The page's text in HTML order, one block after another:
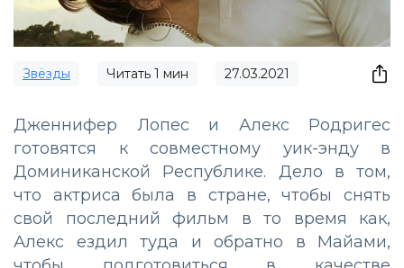
Звёзды Читать 1 мин 27.03.2021
Дженнифер Лопес и Алекс Родригес
готовятся к совместному уик-энду в
Доминиканской Республике. Дело в том,
что актриса была в стране, чтобы снять
свой последний фильм в то время как,
Алекс ездил туда и обратно в Майами,